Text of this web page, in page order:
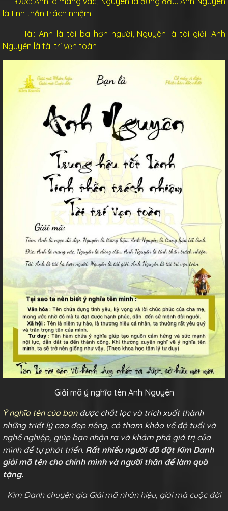
là tinh thần trách nhiệm
Tài: Anh là tài ba hơn người, Nguyên là tài giỏi. Anh
Nguyên là tài trí vẹn toàn
Giải mã ý nghĩa tên Anh Nguyên
Ý nghĩa tên của bạnđược chắt lọc và trích xuất thành
những triết lý cao đẹp riêng, có tham khảo về độ tuổi và
nghề nghiệp, giúp bạn nhận ra và khám phá giá trị của
mình để tự phát triển. Rất nhiều người đã đặt Kim Danh
giải mã tên cho chính mình và người thân để làm quà
tặng.
Kim Danh chuyên gia Giải mã nhân hiệu, giải mã cuộc đời